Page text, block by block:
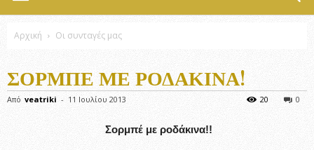
Αρχική Οι συνταγές μας
ΣΟΡΜΠΈ ΜΕ ΡΟΔΆΚΙΝΑ!
Από veatriki - 11 Ιουλίου 2013 0
20
Σορμπέ με ροδάκινα!!